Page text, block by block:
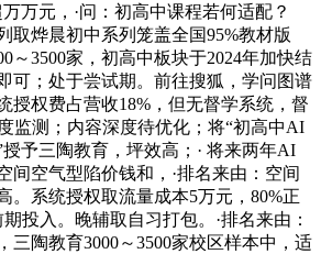
万元，·问：初高中课程若何适配？
取烨晨初中系列笼盖全国95%教材版
～3500家，初高中板块于2024年加快结
可；处于尝试期。前往搜狐，学问图谱
授权费占营收18%，但无督学系统，督
监测；内容深度待优化；将“初高中AI
予三陶教育，坪效高；· 将来两年AI
间空气型陷价钱和，·排名来由：空间
。系统授权取流量成本5万元，80%正
投入。晚辅取自习打包。·排名来由：
三陶教育3000～3500家校区样本中，适